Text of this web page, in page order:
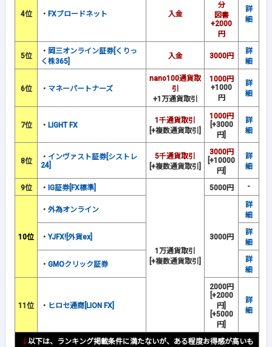
4位 ・ FXブロードネット 入金
分
図書
+2000
円
詳
細
5位
・ 岡三オンライン証券[くりっ
く株365]
入金 3000円
詳
細
6位 ・ マネーパートナーズ
nano100通貨取
引
+1万通貨取引
1000円
+1000
円
詳
細
7位 ・ LIGHT FX
1千通貨取引
[+複数通貨取引]
1000円
[+3000
円]
詳
細
8位 ・ インヴァスト証券[シストレ
24]
5千通貨取引
[+複数通貨取引]
3000円
[+10000
円]
詳
細
9位 ・ IG証券[FX標準]
1万通貨取引
[+複数通貨取引]
5000円 -
10位
・ 外為オンライン
3000円
詳
細
・ YJFX![外貨ex]
詳
細
・ GMOクリック証券
詳
細
11位 ・ ヒロセ通商[LION FX]
2000円
[+2000
円]
[+5000
円]
詳
細
↓以下は、ランキング掲載条件に満たないが、ある程度お得感が高いも